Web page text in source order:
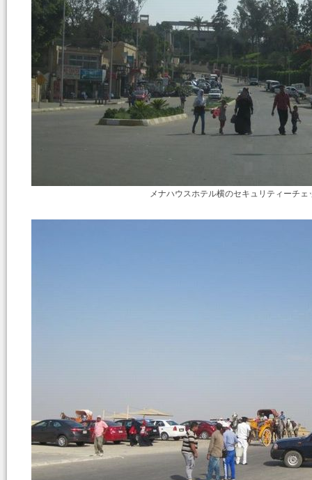
メナハウスホテル横のセキュリティーチェ